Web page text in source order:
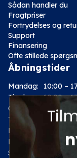
Sådan handler du
Fragtpriser
Fortrydelses og
Support
Finansering
Ofte stillede
Åbningstider
Mandag:
10:00 –
Tirsdag: 10:00 –
Onsdag:
10:00 –
Torsdag:
10:00 –
Fredag:
10:00 –
Lørdag:
10:00 –
Søndag: Lukket